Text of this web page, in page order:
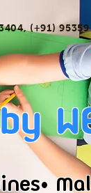
(+91) 95359